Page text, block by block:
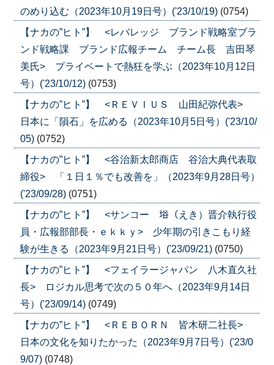
のめり込む（2023年10月19日号）('23/10/19) (0754)
【ナカの”ヒト”】 <レバレッジ ブランド戦略室ブラ
ンド戦略課 ブランド広報チーム チーム長 吉田琴
美氏> プライベートで熱狂を学ぶ（2023年10月12日
号）('23/10/12) (0753)
【ナカの”ヒト”】 <ＲＥＶＩＵＳ 山田紀弥代表>
日本に「隕石」を広める（2023年10月5日号）('23/10/
05) (0752)
【ナカの”ヒト”】 <谷治新太郎商店 谷治大典代表取
締役> 「１日１％でも改善を」（2023年9月28日号）
('23/09/28) (0751)
【ナカの”ヒト”】 <サンコー 﨏（えき）晋介執行役
員・広報部部長・ｅｋｋｙ> 少年期の引きこもり経
験が生きる（2023年9月21日号）('23/09/21) (0750)
【ナカの”ヒト”】 <フェイラージャパン 八木直久社
長> ロジカル思考で次の５０年へ（2023年9月14日
号）('23/09/14) (0749)
【ナカの”ヒト”】 <ＲＥＢＯＲＮ 皆木研二社長>
日本の文化を知りたかった（2023年9月7日号）('23/0
9/07) (0748)